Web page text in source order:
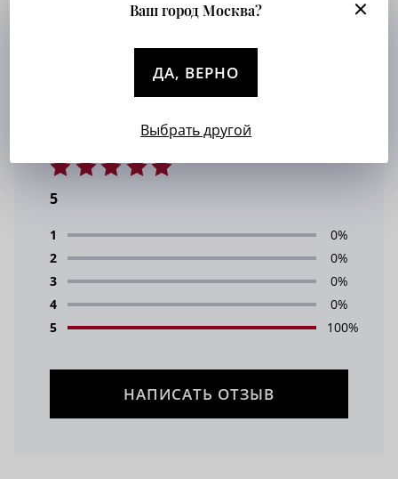
Для офисных комплектов весьма
5
1
0%
2
0%
3
0%
4
0%
5
100%
НАПИСАТЬ ОТЗЫВ
Ваш город Москва?
ДА, ВЕРНО
Выбрать другой